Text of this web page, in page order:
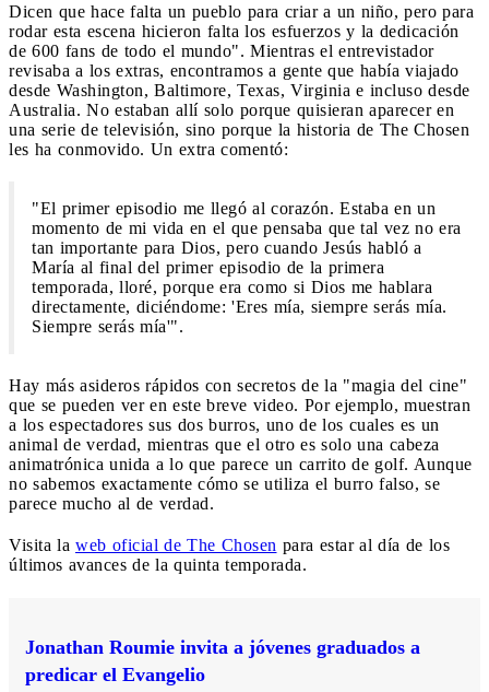
Dicen que hace falta un pueblo para criar a un niño, pero para
rodar esta escena hicieron falta los esfuerzos y la dedicación
de 600 fans de todo el mundo". Mientras el entrevistador
revisaba a los extras, encontramos a gente que había viajado
desde Washington, Baltimore, Texas, Virginia e incluso desde
Australia. No estaban allí solo porque quisieran aparecer en
una serie de televisión, sino porque la historia de The Chosen
les ha conmovido. Un extra comentó:
"El primer episodio me llegó al corazón. Estaba en un
momento de mi vida en el que pensaba que tal vez no era
tan importante para Dios, pero cuando Jesús habló a
María al final del primer episodio de la primera
temporada, lloré, porque era como si Dios me hablara
directamente, diciéndome: 'Eres mía, siempre serás mía.
Siempre serás mía'".
Hay más asideros rápidos con secretos de la "magia del cine"
que se pueden ver en este breve video. Por ejemplo, muestran
a los espectadores sus dos burros, uno de los cuales es un
animal de verdad, mientras que el otro es solo una cabeza
animatrónica unida a lo que parece un carrito de golf. Aunque
no sabemos exactamente cómo se utiliza el burro falso, se
parece mucho al de verdad.
Visita la web oficial de The Chosen para estar al día de los
últimos avances de la quinta temporada.
Jonathan Roumie invita a jóvenes graduados a
predicar el Evangelio